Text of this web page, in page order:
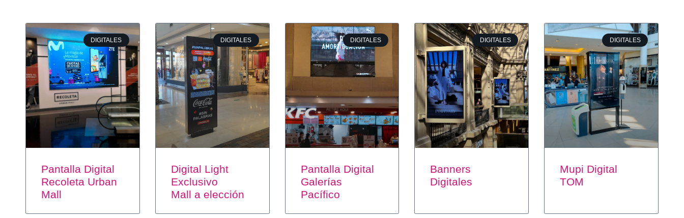
DIGITALES
Pantalla Digital
Recoleta Urban
Mall
DIGITALES
Digital Light
Exclusivo
Mall a elección
DIGITALES
Pantalla Digital
Galerías
Pacífico
DIGITALES
Banners
Digitales
DIGITALES
Mupi Digital
TOM